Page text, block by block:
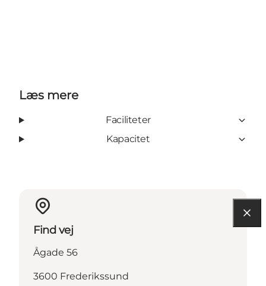
Læs mere
Faciliteter
Kapacitet
Find vej
Ågade 56
3600 Frederikssund